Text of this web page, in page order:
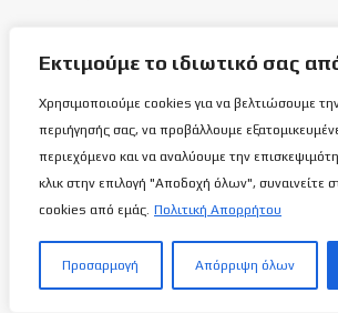
Εκτιμούμε το ιδιωτικό σας
Χρησιμοποιούμε cookies για να βελτιώσουμε
περιήγησής σας, να προβάλλουμε
περιεχόμενο και να αναλύουμε την
κλικ στην επιλογή "Αποδοχή όλων", συναινείτε
cookies από εμάς. Πολιτική Απορρήτου
Προσαρμογή Απόρριψη όλων
Κύπρος-Ουκρανία 55-
η τύχη τους νεαρούς μας…
9 ΑΥΓΟΎΣΤΟΥ 2026
8 ΑΥΓΟΎΣΤΟΥ 2026